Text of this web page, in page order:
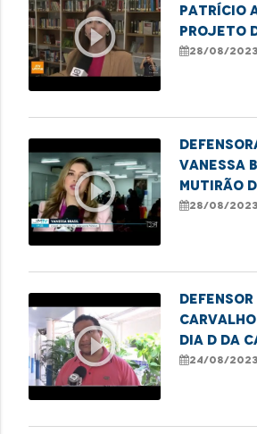
play_circle_outline
Patrício
projeto
28/08/2023
play_circle_outline
Vanessa
mutirão
de nome
28/08/2023
play_circle_outline
Defensor
Dia D da
Pai Tem
24/08/2023